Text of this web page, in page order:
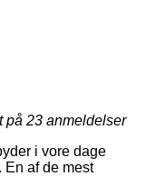
på 23 anmeldelser
i vore dage
af de mest